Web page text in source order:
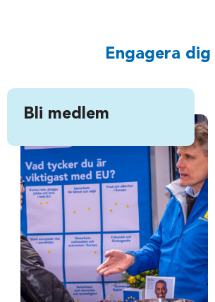
Engagera dig
Bli medlem